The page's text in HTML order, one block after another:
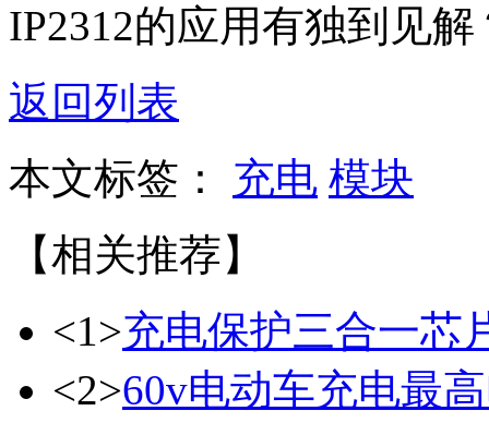
IP2312的应用有独到见解
返回列表
本文标签： 充电 模块
【相关推荐】
<1>充电保护三合一芯
<2>60v电动车充电最